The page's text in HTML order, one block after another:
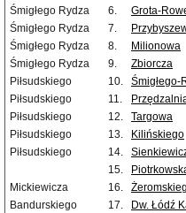
Śmigłego Rydza
6. Grota-
Śmigłego Rydza
7.
Śmigłego Rydza
8. Milionowa
Śmigłego Rydza
9. Zbiorcza
Piłsudskiego
10. Śmigłego-
Piłsudskiego
11.
Piłsudskiego
12. Targowa
Piłsudskiego
13. Kilińskiego
Piłsudskiego
14.
15.
Mickiewicza
16.
Bandurskiego
17. Dw. Łódź